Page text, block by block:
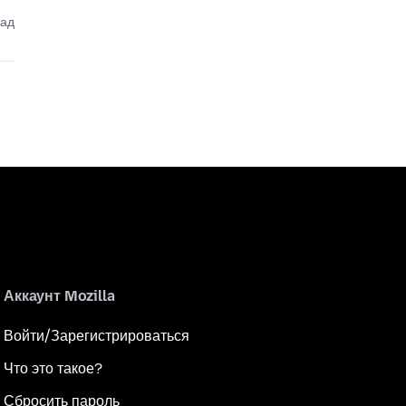
Аккаунт Mozilla
Войти/Зарегистрироваться
Что это такое?
Сбросить пароль